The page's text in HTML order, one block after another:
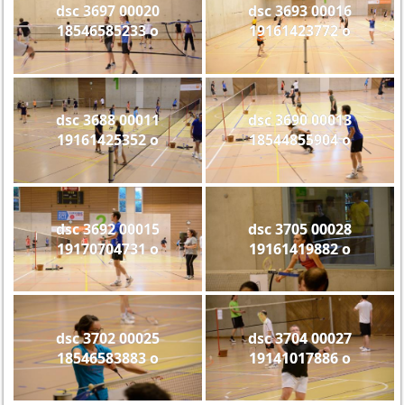
dsc 3697 00020
18546585233 o
dsc 3693 00016
19161423772 o
dsc 3688 00011
19161425352 o
dsc 3690 00013
18544855904 o
dsc 3692 00015
19170704731 o
dsc 3705 00028
19161419882 o
dsc 3702 00025
18546583883 o
dsc 3704 00027
19141017886 o